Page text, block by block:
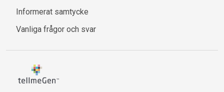
Informerat samtycke
Vanliga frågor och svar